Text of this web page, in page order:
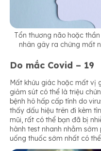
Tổn thương não hoặc
nhân gây ra chứng mất
Do mắc Covid – 19
Mất khứu giác hoặc mất vị
giảm sút có thể là triệu
bệnh hô hấp cấp tính do
thấy dấu hiệu trên đi kèm
mũi, rất có thể bạn đã bị
hành test nhanh nhằm
uống thuốc sớm nhất có